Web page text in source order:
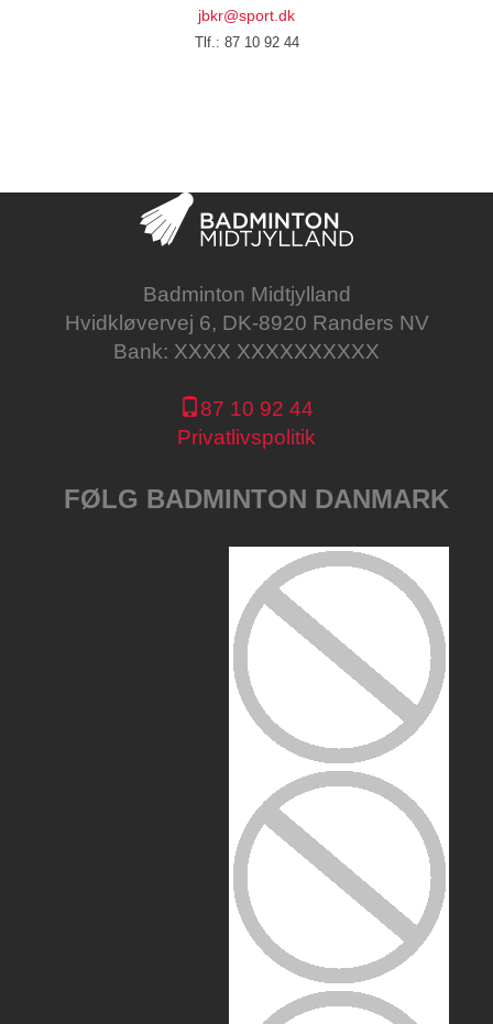
jbkr@sport.dk
Tlf.: 87 10 92 44
Badminton Midtjylland
Hvidkløvervej 6, DK-8920 Randers NV
Bank: XXXX XXXXXXXXXX
87 10 92 44
Privatlivspolitik
FØLG BADMINTON DANMARK